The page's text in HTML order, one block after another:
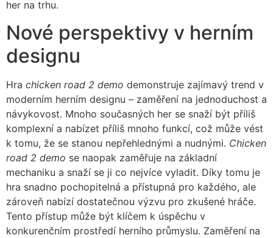
her na trhu.
Nové perspektivy v herním
designu
Hra chicken road 2 demo demonstruje zajímavý trend v
moderním herním designu – zaměření na jednoduchost a
návykovost. Mnoho současných her se snaží být příliš
komplexní a nabízet příliš mnoho funkcí, což může vést
k tomu, že se stanou nepřehlednými a nudnými. Chicken
road 2 demo se naopak zaměřuje na základní
mechaniku a snaží se ji co nejvíce vyladit. Díky tomu je
hra snadno pochopitelná a přístupná pro každého, ale
zároveň nabízí dostatečnou výzvu pro zkušené hráče.
Tento přístup může být klíčem k úspěchu v
konkurenčním prostředí herního průmyslu. Zaměření na